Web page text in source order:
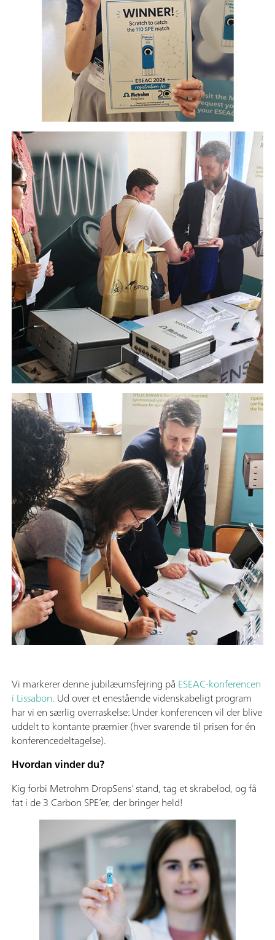
Vi markerer denne jubilæumsfejring på ESEAC-konferencen
i Lissabon. Ud over et enestående videnskabeligt program
har vi en særlig overraskelse: Under konferencen vil der blive
uddelt to kontante præmier (hver svarende til prisen for én
konferencedeltagelse).
Hvordan vinder du?
Kig forbi Metrohm DropSens’ stand, tag et skrabelod, og få
fat i de 3 Carbon SPE’er, der bringer held!